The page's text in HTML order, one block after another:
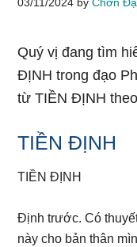
Quý vị đang tìm
ĐỊNH trong đạo
từ TIỀN ĐỊNH
TIỀN ĐỊNH
TIỀN ĐỊNH
Định trước. Có
này cho bản thân